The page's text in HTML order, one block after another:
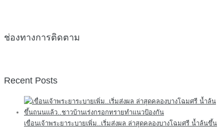
ช่องทางการติดตาม
Recent Posts
เขื่อนเจ้าพระยาระบายเพิ่ม..เริ่มส่งผล ล่าสุดคลองบางโฉมศรี น้ำล้นขึ้น